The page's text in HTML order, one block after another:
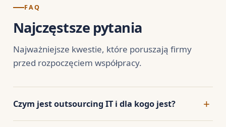
FAQ
Najczęstsze pytania
Najważniejsze kwestie, które poruszają firmy
przed rozpoczęciem współpracy.
Czym jest outsourcing IT i dla kogo jest?